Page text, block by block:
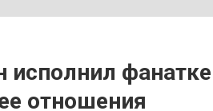
исполнил
отношения